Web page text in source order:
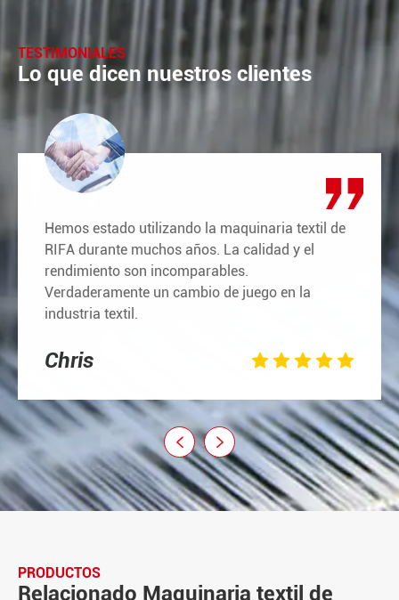
TESTIMONIALES
Lo que dicen nuestros clientes
Hemos estado utilizando la maquinaria textil de
RIFA durante muchos años. La calidad y el
rendimiento son incomparables.
Verdaderamente un cambio de juego en la
industria textil.
Chris 
 
PRODUCTOS
Relacionado Maquinaria textil de